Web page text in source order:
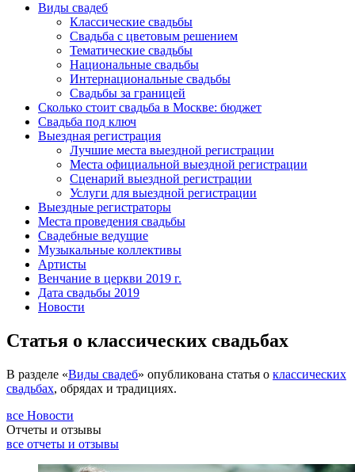
Виды свадеб
Классические свадьбы
Cвадьба с цветовым решением
Тематические свадьбы
Национальные свадьбы
Интернациональные свадьбы
Свадьбы за границей
Сколько стоит свадьба в Москве: бюджет
Свадьба под ключ
Выездная регистрация
Лучшие места выездной регистрации
Места официальной выездной регистрации
Сценарий выездной регистрации
Услуги для выездной регистрации
Выездные регистраторы
Места проведения свадьбы
Свадебные ведущие
Музыкальные коллективы
Артисты
Венчание в церкви 2019 г.
Дата свадьбы 2019
Новости
Статья о классических свадьбах
В разделе «Виды свадеб» опубликована статья о классических
свадьбах, обрядах и традициях.
все Новости
Отчеты и отзывы
все отчеты и отзывы